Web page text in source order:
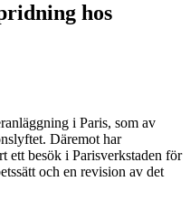
hos
i Paris, som av
Däremot har
ett besök i Parisverkstaden för
och en revision av det